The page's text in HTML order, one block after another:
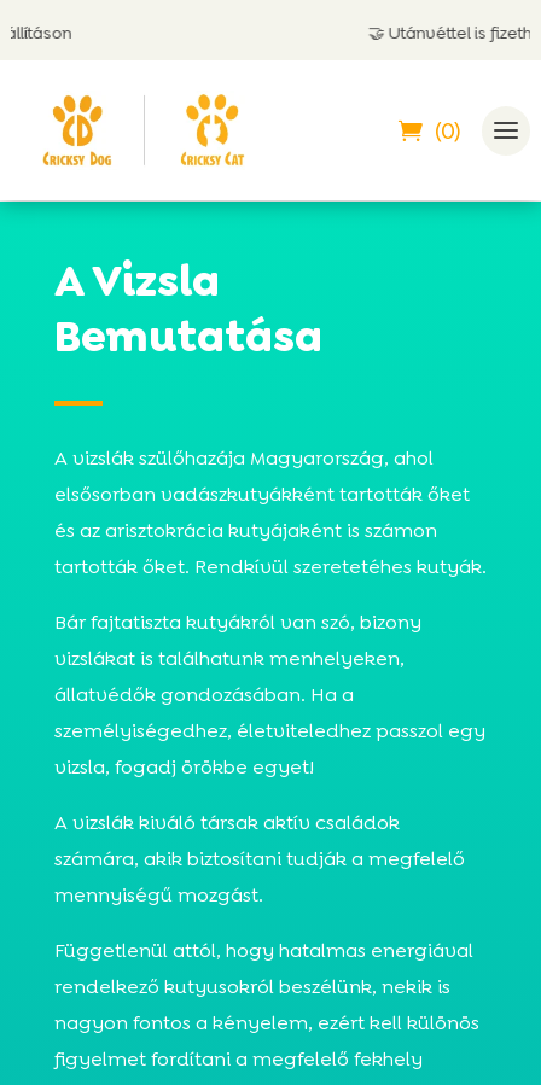
🤝 Utánvéttel is fizethetsz
(0)
A Vizsla
Bemutatása
A vizslák szülőhazája Magyarország, ahol
elsősorban vadászkutyákként tartották őket
és az arisztokrácia kutyájaként is számon
tartották őket. Rendkívül szeretetéhes kutyák.
Bár fajtatiszta kutyákról van szó, bizony
vizslákat is találhatunk menhelyeken,
állatvédők gondozásában. Ha a
személyiségedhez, életviteledhez passzol egy
vizsla, fogadj örökbe egyet!
A vizslák kiváló társak aktív családok
számára, akik biztosítani tudják a megfelelő
mennyiségű mozgást.
Függetlenül attól, hogy hatalmas energiával
rendelkező kutyusokról beszélünk, nekik is
nagyon fontos a kényelem, ezért kell különös
figyelmet fordítani a megfelelő fekhely